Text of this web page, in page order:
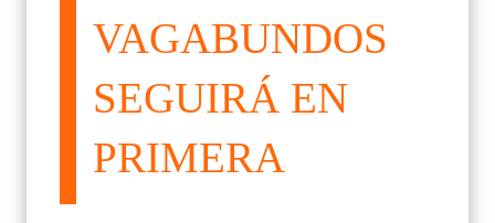
VAGABUNDOS
SEGUIRÁ EN
PRIMERA